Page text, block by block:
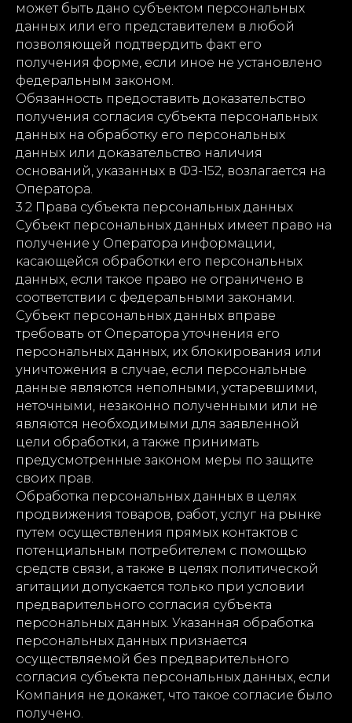
может быть дано субъектом персональных
данных или его представителем в любой
позволяющей подтвердить факт его
получения форме, если иное не установлено
федеральным законом.
Обязанность предоставить доказательство
получения согласия субъекта персональных
данных на обработку его персональных
данных или доказательство наличия
оснований, указанных в ФЗ-152, возлагается на
Оператора.
3.2 Права субъекта персональных данных
Субъект персональных данных имеет право на
получение у Оператора информации,
касающейся обработки его персональных
данных, если такое право не ограничено в
соответствии с федеральными законами.
Субъект персональных данных вправе
требовать от Оператора уточнения его
персональных данных, их блокирования или
уничтожения в случае, если персональные
данные являются неполными, устаревшими,
неточными, незаконно полученными или не
являются необходимыми для заявленной
цели обработки, а также принимать
предусмотренные законом меры по защите
своих прав.
Обработка персональных данных в целях
продвижения товаров, работ, услуг на рынке
путем осуществления прямых контактов с
потенциальным потребителем с помощью
средств связи, а также в целях политической
агитации допускается только при условии
предварительного согласия субъекта
персональных данных. Указанная обработка
персональных данных признается
осуществляемой без предварительного
согласия субъекта персональных данных, если
Компания не докажет, что такое согласие было
получено.